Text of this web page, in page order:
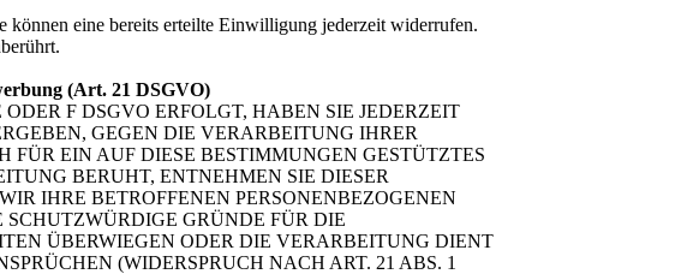
eine bereits erteilte Einwilligung jederzeit widerrufen.
(Art. 21 DSGVO)
F DSGVO ERFOLGT, HABEN SIE JEDERZEIT
GEGEN DIE VERARBEITUNG IHRER
FÜR EIN AUF DIESE BESTIMMUNGEN GESTÜTZTES
BERUHT, ENTNEHMEN SIE DIESER
IHRE BETROFFENEN PERSONENBEZOGENEN
GRÜNDE FÜR DIE
ÜBERWIEGEN ODER DIE VERARBEITUNG DIENT
(WIDERSPRUCH NACH ART. 21 ABS. 1